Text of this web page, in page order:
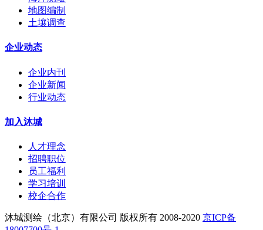
地图编制
土壤调查
企业动态
企业内刊
企业新闻
行业动态
加入沐城
人才理念
招聘职位
员工福利
学习培训
校企合作
沐城测绘（北京）有限公司 版权所有 2008-2020 京ICP备